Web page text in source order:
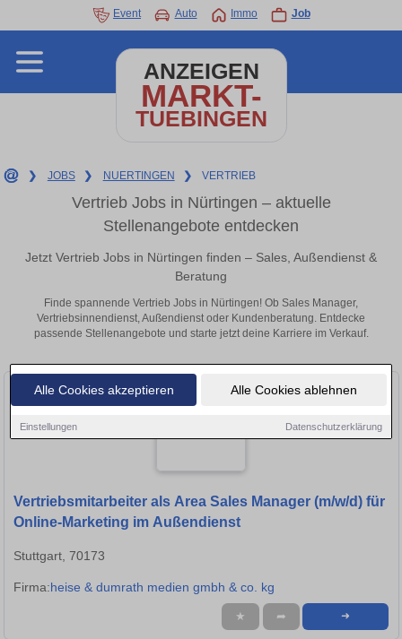
Alle Cookies akzeptieren Alle Cookies ablehnen
Einstellungen Datenschutzerklärung
Event Auto Immo Job
ANZEIGEN
MARKT-
TUEBINGEN
❯ JOBS ❯ NUERTINGEN ❯ VERTRIEB
Vertrieb Jobs in Nürtingen – aktuelle
Stellenangebote entdecken
Jetzt Vertrieb Jobs in Nürtingen finden – Sales, Außendienst &
Beratung
Finde spannende Vertrieb Jobs in Nürtingen! Ob Sales Manager,
Vertriebsinnendienst, Außendienst oder Kundenberatung. Entdecke
passende Stellenangebote und starte jetzt deine Karriere im Verkauf.
Vertriebsmitarbeiter als Area Sales Manager (m/w/d) für
Online-Marketing im Außendienst
Stuttgart, 70173
Firma:heise & dumrath medien gmbh & co. kg
★ ➦ ➜